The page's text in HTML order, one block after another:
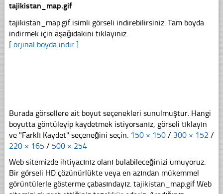
tajikistan_map.gif
tajikistan_map.gif isimli görseli indirebilirsiniz. Tam boyda
indirmek için aşağıdakini tıklayınız.
[ orjinal boyda indir ]
Burada görsellere ait boyut seçenekleri sunulmuştur. Hangi
boyutta göntüleyip kaydetmek istiyorsanız, görseli tıklayın
ve "Farklı Kaydet" seçeneğini seçin. 150 × 150 / 300 × 152 /
220 × 165 / 500 × 254
Web sitemizde ihtiyacınız olanı bulabileceğinizi umuyoruz.
Bir görseli HD çözünürlükte veya en azından mükemmel
görüntülerle gösterme çabasındayız. tajikistan_map.gif Web